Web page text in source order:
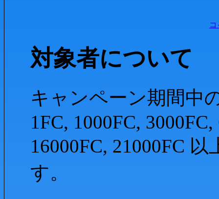
対象者について
キャンペーン期間中
1FC, 1000FC,
16000FC, 21000FC
す。